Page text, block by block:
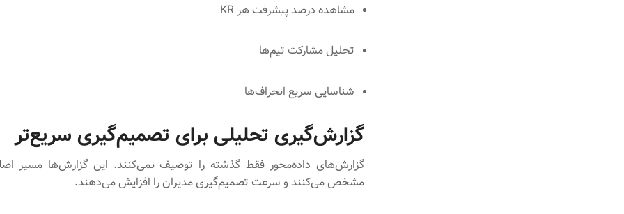
مشاهده درصد پیشرفت هر KR
تحلیل مشارکت تیم‌ها
شناسایی سریع انحراف‌ها
گزارش‌گیری تحلیلی برای تصمیم‌گیری سریع‌تر
گزارش‌های داده‌محور فقط گذشته را توصیف نمی‌کنند. این گزارش‌ها مسیر
مشخص می‌کنند و سرعت تصمیم‌گیری مدیران را افزایش می‌دهند.